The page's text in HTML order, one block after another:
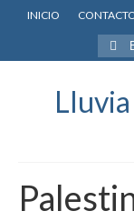
INICIO
por: